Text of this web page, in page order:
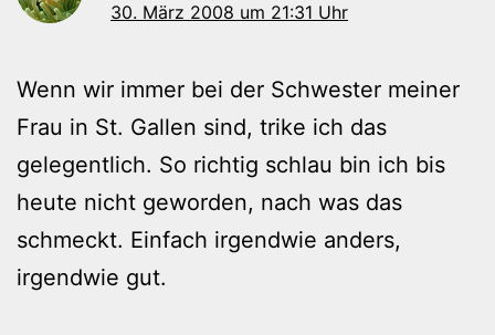
30. März 2008 um 21:31 Uhr
Wenn wir immer bei der Schwester meiner
Frau in St. Gallen sind, trike ich das
gelegentlich. So richtig schlau bin ich bis
heute nicht geworden, nach was das
schmeckt. Einfach irgendwie anders,
irgendwie gut.